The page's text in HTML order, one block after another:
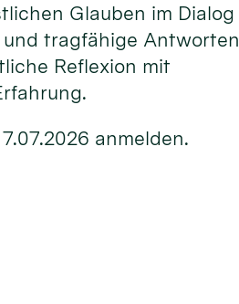
Glauben im Dialog
tragfähige Antworten
Reflexion mit
anmelden.